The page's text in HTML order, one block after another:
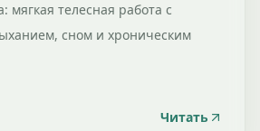
мягкая телесная работа с
сном и хроническим
Читать